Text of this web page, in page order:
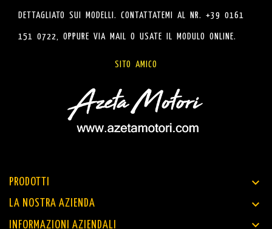
DETTAGLIATO SUI MODELLI. CONTATTATEMI AL NR. +39 0161
151 0722, OPPURE VIA MAIL O USATE IL MODULO ONLINE.
SITO AMICO
PRODOTTI 
LA NOSTRA AZIENDA 
INFORMAZIONI AZIENDALI 